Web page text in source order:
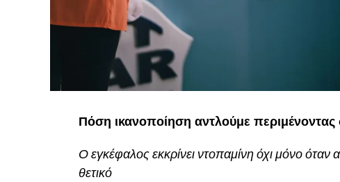
Πόση ικανοποίηση αντλούμε
Ο εγκέφαλος εκκρίνει ντοπαμίνη όχι μόνο όταν
θετικό